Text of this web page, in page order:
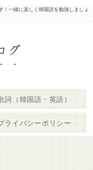
！一緒に楽しく韓国語を勉強しましょ
グ
詞（韓国語・英語）
ライバシーポリシー